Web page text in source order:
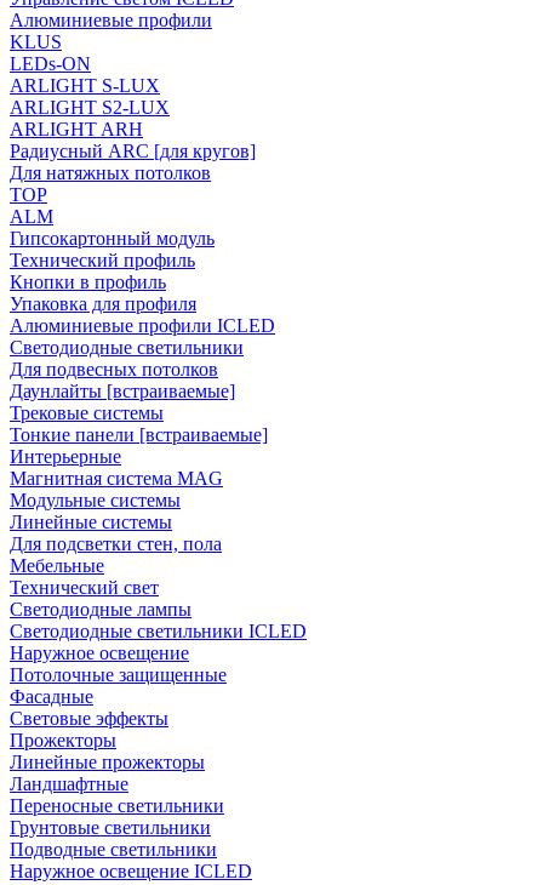
Алюминиевые профили
KLUS
LEDs-ON
ARLIGHT S-LUX
ARLIGHT S2-LUX
ARLIGHT ARH
Радиусный ARC [для кругов]
Для натяжных потолков
TOP
ALM
Гипсокартонный модуль
Технический профиль
Кнопки в профиль
Упаковка для профиля
Алюминиевые профили ICLED
Светодиодные светильники
Для подвесных потолков
Даунлайты [встраиваемые]
Трековые системы
Тонкие панели [встраиваемые]
Интерьерные
Магнитная система MAG
Модульные системы
Линейные системы
Для подсветки стен, пола
Мебельные
Технический свет
Светодиодные лампы
Светодиодные светильники ICLED
Наружное освещение
Потолочные защищенные
Фасадные
Световые эффекты
Прожекторы
Линейные прожекторы
Ландшафтные
Переносные светильники
Грунтовые светильники
Подводные светильники
Наружное освещение ICLED